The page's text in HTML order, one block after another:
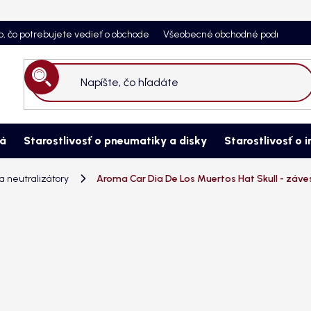
čo potrebujete vedieť o obchode Všeobecné obchodné podmienky
Hľadať
Starostlivosť o pneumatiky a disky Starostlivosť o
neutralizátory Aroma Car Dia De Los Muertos Hat Skull -